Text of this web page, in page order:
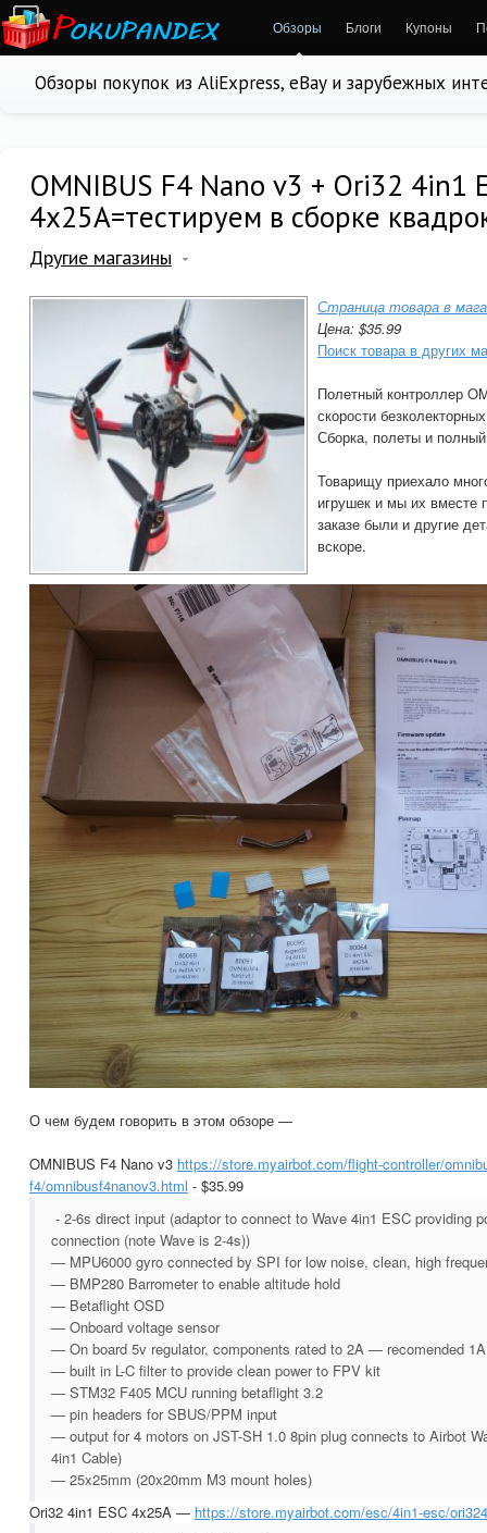
Обзоры Блоги Купоны
Обзоры покупок из AliExpress, eBay и зарубежных
OMNIBUS F4 Nano v3 + Ori32 4in1
4x25A=тестируем в сборке
Другие магазины
Страница товара в
Цена: $35.99
Поиск товара в других
Полетный контроллер
скорости
Сборка, полеты и
Товарищу приехало
игрушек и мы их вместе
заказе были и другие
вскоре.
О чем будем говорить в этом обзоре —
OMNIBUS F4 Nano v3 https://store.myairbot.com/flight-controller/
f4/omnibusf4nanov3.html - $35.99
- 2-6s direct input (adaptor to connect to Wave 4in1 ESC providing
connection (note Wave is 2-4s))
— MPU6000 gyro connected by SPI for low noise, clean, high
— BMP280 Barrometer to enable altitude hold
— Betaflight OSD
— Onboard voltage sensor
— On board 5v regulator, components rated to 2A — recomended
— built in L-C filter to provide clean power to FPV kit
— STM32 F405 MCU running betaflight 3.2
— pin headers for SBUS/PPM input
— output for 4 motors on JST-SH 1.0 8pin plug connects to Airbot
4in1 Cable)
— 25x25mm (20x20mm M3 mount holes)
Ori32 4in1 ESC 4x25A — https://store.myairbot.com/esc/4in1-esc/